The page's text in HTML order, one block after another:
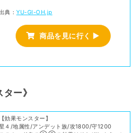
典：YU-GI-OH.jp
商品を見に行く ▶
ー》
【効果モンスター】
４/地属性/アンデット族/攻1800/守1200